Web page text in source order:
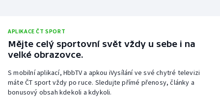
Stolní tenis
Triatlon
Veslování
APLIKACE ČT SPORT
Mějte celý sportovní svět vždy u sebe i na
velké obrazovce.
S mobilní aplikací, HbbTV a apkou iVysílání ve své chytré televizi
máte ČT sport vždy po ruce. Sledujte přímé přenosy, články a
bonusový obsah kdekoli a kdykoli.